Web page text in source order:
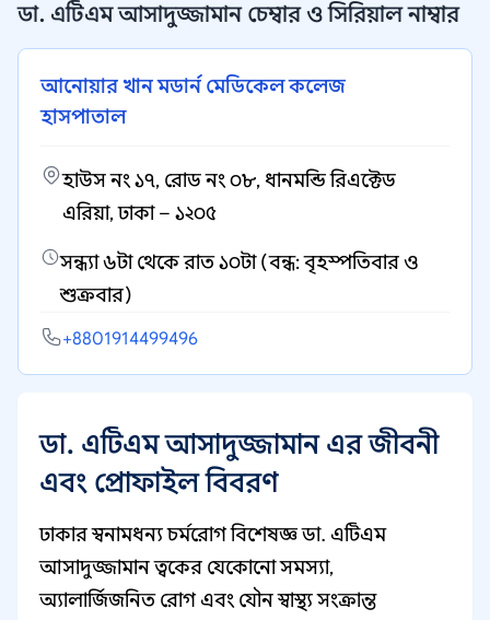
ডা. এটিএম আসাদুজ্জামান চেম্বার ও সিরিয়াল নাম্বার
আনোয়ার খান মডার্ন মেডিকেল কলেজ
হাসপাতাল
হাউস নং ১৭, রোড নং ০৮, ধানমন্ডি রিএক্টেড
এরিয়া, ঢাকা – ১২০৫
সন্ধ্যা ৬টা থেকে রাত ১০টা (বন্ধ: বৃহস্পতিবার ও
শুক্রবার)
+8801914499496
ডা. এটিএম আসাদুজ্জামান এর জীবনী
এবং প্রোফাইল বিবরণ
ঢাকার স্বনামধন্য চর্মরোগ বিশেষজ্ঞ ডা. এটিএম
আসাদুজ্জামান ত্বকের যেকোনো সমস্যা,
অ্যালার্জিজনিত রোগ এবং যৌন স্বাস্থ্য সংক্রান্ত